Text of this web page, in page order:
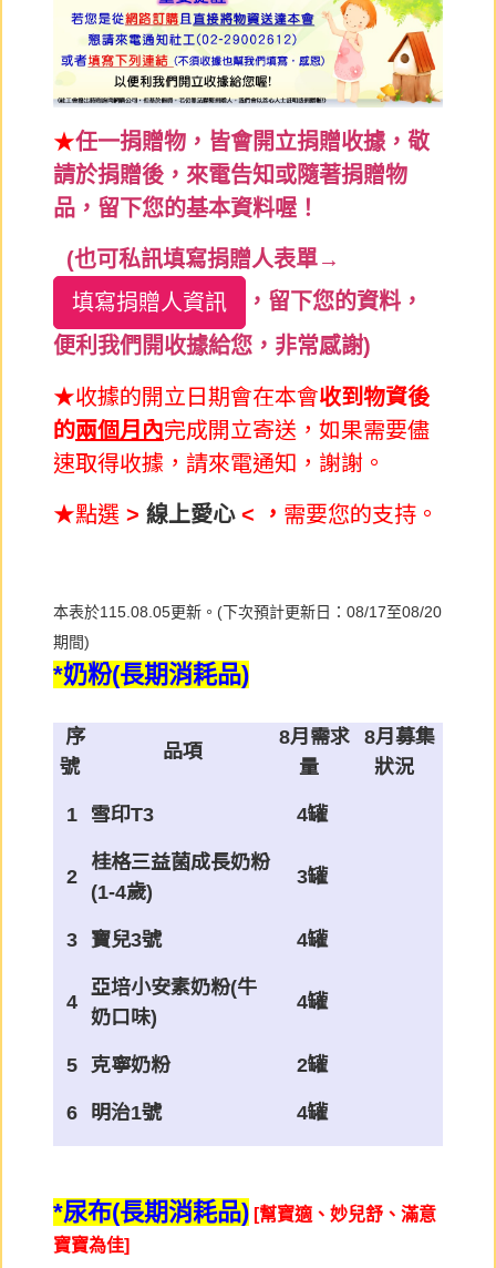
★任一捐贈物，皆會開立捐贈收據，敬
請於捐贈後，來電告知或隨著捐贈物
品，留下您的基本資料喔！
(也可私訊填寫捐贈人表單→
填寫捐贈人資訊
，留下您的資料，
便利我們開收據給您，非常感謝)
★收據的開立日期會在本會收到物資後
的兩個月內完成開立寄送，如果需要儘
速取得收據，請來電通知，謝謝。
★點選 > 線上愛心< ， 需要您的支持。
本表於115.08.05更新。(下次預計更新日：08/17至08/20
期間)
*奶粉(長期消耗品)
序
號
品項
8月需求
量
8月募集
狀況
1 雪印T3 4罐
2
桂格三益菌成長奶粉
(1-4歲)
3罐
3 寶兒3號 4罐
4
亞培小安素奶粉(牛
奶口味)
4罐
5 克寧奶粉 2罐
6 明治1號 4罐
*尿布(長期消耗品) [幫寶適、妙兒舒、滿意
寶寶為佳]